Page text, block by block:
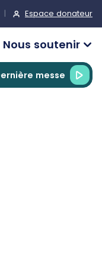
Espace donateur
Nous soutenir
messe